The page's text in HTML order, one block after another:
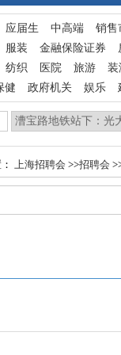
应届生 中高端
销售
服装 金融保险证券
纺织 医院 旅游
装
健 政府机关 娱乐
上海招聘会 >>招聘会